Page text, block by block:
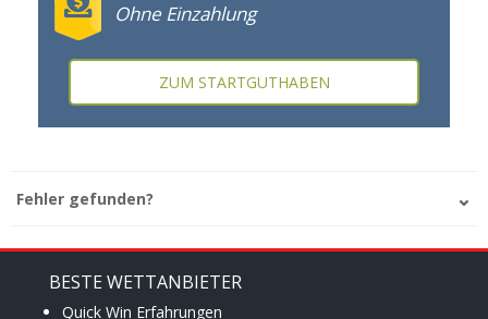
Ohne Einzahlung
ZUM STARTGUTHABEN
Fehler gefunden?
BESTE WETTANBIETER
Quick Win Erfahrungen